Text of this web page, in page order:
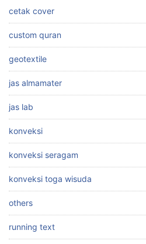
cetak cover
custom quran
geotextile
jas almamater
jas lab
konveksi
konveksi seragam
konveksi toga wisuda
others
running text